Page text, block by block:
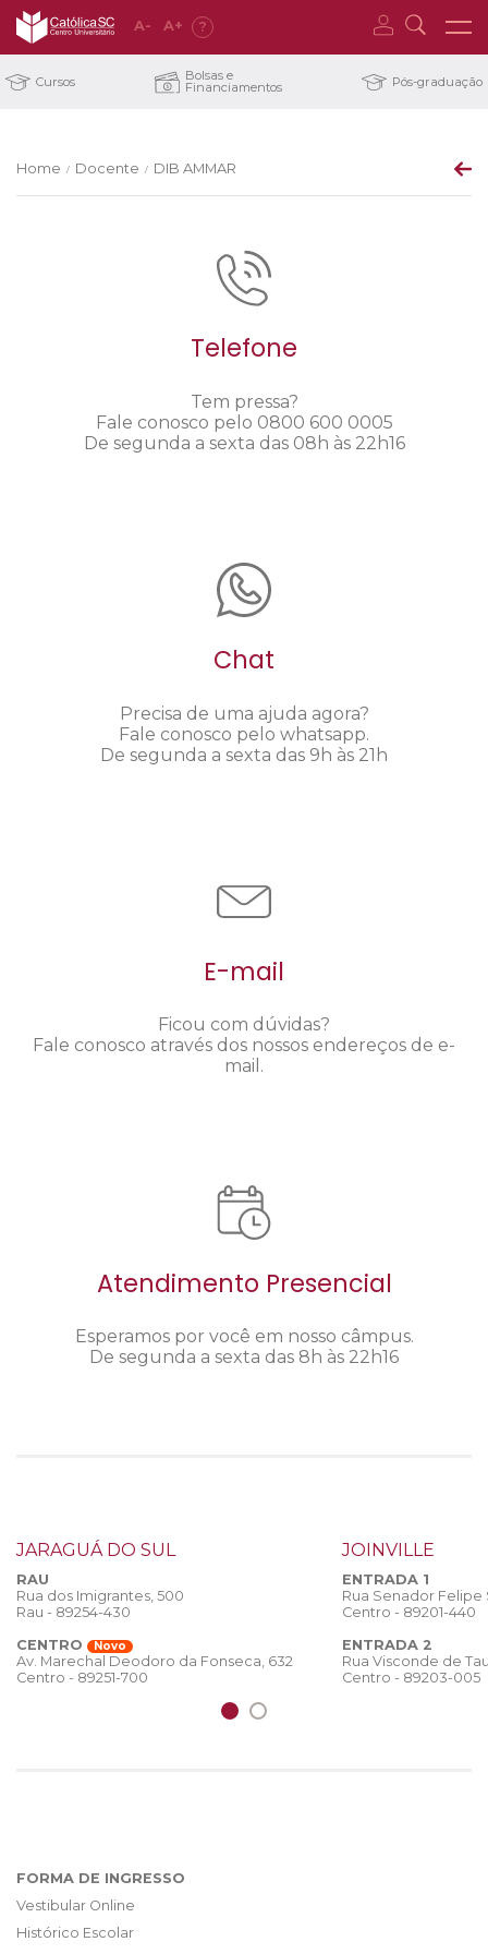
A- A+ ?
Cursos Bolsas e
Financiamentos Pós-graduação
Home / Docente / DIB AMMAR
Telefone
Tem pressa?
Fale conosco pelo 0800 600 0005
De segunda a sexta das 08h às 22h16
Chat
Precisa de uma ajuda agora?
Fale conosco pelo whatsapp.
De segunda a sexta das 9h às 21h
E-mail
Ficou com dúvidas?
Fale conosco através dos nossos endereços de e-
mail.
Atendimento Presencial
Esperamos por você em nosso câmpus.
De segunda a sexta das 8h às 22h16
JARAGUÁ DO SUL
RAU
Rua dos Imigrantes, 500
Rau - 89254-430
CENTRO
Novo
Av. Marechal Deodoro da Fonseca, 632
Centro - 89251-700
JOINVILLE
ENTRADA 1
Rua Senador
Centro - 89201-440
ENTRADA 2
Rua Visconde de
Centro - 89203-005
FORMA DE INGRESSO
Vestibular Online
Histórico Escolar